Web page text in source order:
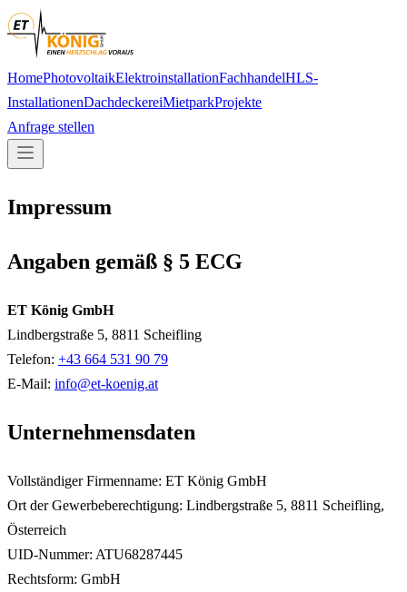
HomePhotovoltaikElektroinstallationFachhandelHLS-
InstallationenDachdeckereiMietparkProjekte
Anfrage stellen
Impressum
Angaben gemäß § 5 ECG
ET König GmbH
Lindbergstraße 5, 8811 Scheifling
Telefon: +43 664 531 90 79
E-Mail: info@et-koenig.at
Unternehmensdaten
Vollständiger Firmenname: ET König GmbH
Ort der Gewerbeberechtigung: Lindbergstraße 5, 8811 Scheifling,
Österreich
UID-Nummer: ATU68287445
Rechtsform: GmbH